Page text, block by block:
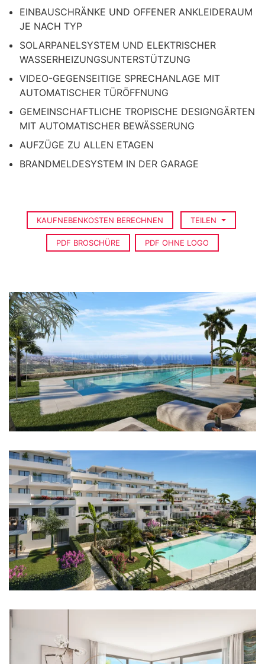
EINBAUSCHRÄNKE UND OFFENER ANKLEIDERAUM
JE NACH TYP
SOLARPANELSYSTEM UND ELEKTRISCHER
WASSERHEIZUNGSUNTERSTÜTZUNG
VIDEO-GEGENSEITIGE SPRECHANLAGE MIT
AUTOMATISCHER TÜRÖFFNUNG
GEMEINSCHAFTLICHE TROPISCHE DESIGNGÄRTEN
MIT AUTOMATISCHER BEWÄSSERUNG
AUFZÜGE ZU ALLEN ETAGEN
BRANDMELDESYSTEM IN DER GARAGE
KAUFNEBENKOSTEN BERECHNEN TEILEN
PDF BROSCHÜRE PDF OHNE LOGO